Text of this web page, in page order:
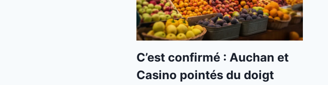
C’est confirmé : Auchan et
Casino pointés du doigt